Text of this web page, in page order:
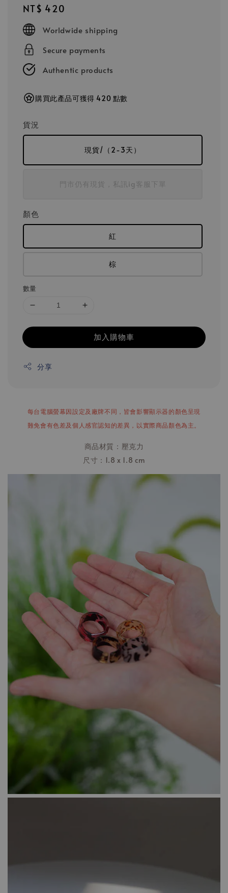
Regular
price
NT$ 420
Worldwide shipping
Secure payments
Authentic products
購買此產品可獲得 420 點數
貨況
現貨/（2-3天）
門市仍有現貨，私訊ig客服下單
顏色
紅
棕
數量
加入購物車
分享
每台電腦螢幕因設定及廠牌不同，皆會影響顯示器的顏色呈現
難免會有色差及個人感官認知的差異，以實際商品顏色為主。
商品材質：壓克力
尺寸：1.8 x 1.8 cm